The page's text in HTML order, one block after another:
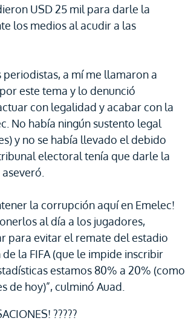
USD 25 mil para darle la
los medios al acudir a las
a mí me llamaron a
este tema y lo denunció
con legalidad y acabar con la
No había ningún sustento legal
y no se había llevado el debido
electoral tenía que darle la
la corrupción aquí en Emelec!
al día a los jugadores,
para evitar el remate del estadio
la FIFA (que le impide inscribir
estamos 80% a 20% (como
de hoy)”, culminó Auad.
?????